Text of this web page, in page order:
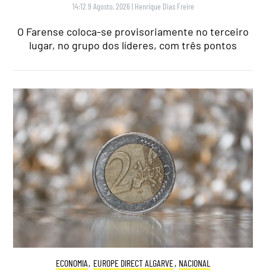
14:12 9 Agosto, 2026 | Henrique Dias Freire
O Farense coloca-se provisoriamente no terceiro
lugar, no grupo dos líderes, com três pontos
ECONOMIA, EUROPE DIRECT ALGARVE, NACIONAL